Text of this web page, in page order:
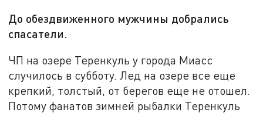
До обездвиженного мужчины добрались
спасатели.
ЧП на озере Теренкуль у города Миасс
случилось в субботу. Лед на озере все еще
крепкий, толстый, от берегов еще не отошел.
Потому фанатов зимней рыбалки Теренкуль